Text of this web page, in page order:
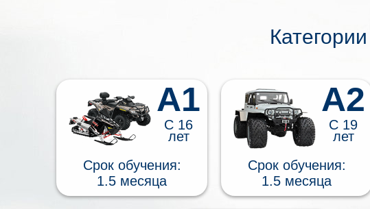
A1
С 16
лет
Срок обучения:
1.5 месяца
A2
С 19
лет
Срок обучения:
1.5 месяца